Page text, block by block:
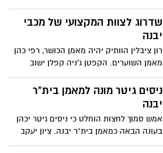
הבלם שעלה ליגה עם עכו והמגן שהגיע
מחדרה. גם עמית לוגסי ילבש בעונה הבאה
את המדים הצהובים כחולים
שדרוג לצוות המקצועי של מכבי
יבנה
רון ציבלין הוותיק יהיה מאמן הכושר, רפי כהן
מאמן השוערים. הקפטן ג'ניה קפלן ישוב
לתפקיד מקצועי במועדון. האימונים ייפתחו
ביום ראשון הקרוב, ה-23.7
ניסים גיטר מונה למאמן בית"ר
יבנה
אמש סמוך לחצות הוחלט כי ניסים גיטר יכהן
בעונה הבאה כמאמן בית"ר יבנה. ציון יעקב
ישמש כמנהל מקצועי. גיטר: "מגיע עם המון